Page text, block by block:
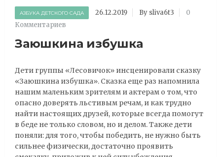
АЗБУКА ДЕТСКОГО САДА 26.12.2019 By sliva6t3
0
Комментариев
Заюшкина избушка
Дети группы «Лесовичок» инсценировали сказку
«Заюшкина избушка». Сказка еще раз напомнила
нашим маленьким зрителям и актерам о том, что
опасно доверять льстивым речам, и как трудно
найти настоящих друзей, которые всегда помогут
в беде не только словом, но и делом. Также дети
поняли: для того, чтобы победить, не нужно быть
сильнее физически, достаточно проявить